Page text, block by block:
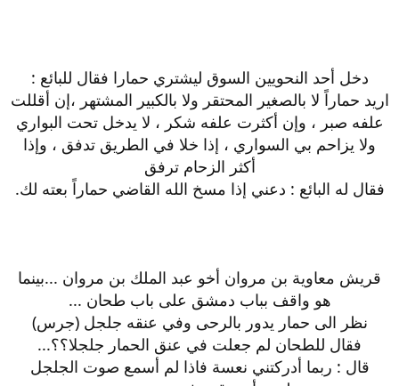
دخل أحد النحويين السوق ليشتري حمارا فقال للبائع :
اريد حماراً لا بالصغير المحتقر ولا بالكبير المشتهر ،إن أقللت
علفه صبر ، وإن أكثرت علفه شكر ، لا يدخل تحت البواري
ولا يزاحم بي السواري ، إذا خلا في الطريق تدفق ، وإذا
أكثر الزحام ترفق
فقال له البائع : دعني إذا مسخ الله القاضي حماراً بعته لك.
قريش معاوية بن مروان أخو عبد الملك بن مروان ...بينما
هو واقف بباب دمشق على باب طحان ...
نظر الى حمار يدور بالرحى وفي عنقه جلجل (جرس)
فقال للطحان لم جعلت في عنق الحمار جلجلا؟؟‍‍...
قال : ربما أدركتني نعسة فاذا لم أسمع صوت الجلجل